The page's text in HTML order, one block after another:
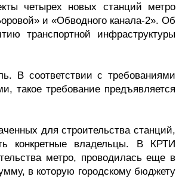
четырех новых станций метро
и «Обводного канала-2». Об
транспортной инфраструктуры
В соответствии с требованиями
такое требование предъявляется
для строительства станций,
конкретные владельцы. В КРТИ
метро, проводилась еще в
в которую городскому бюджету